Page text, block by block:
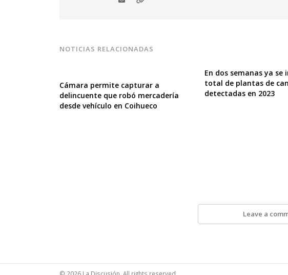
NOTICIAS RELACIONADAS
Cámara permite capturar a
delincuente que robó mercadería
desde vehículo en Coihueco
En dos semanas ya se
total de plantas de
detectadas en 2023
Leave a